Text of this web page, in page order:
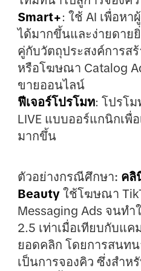
Smart+: ใช้ AI เพื่อหา
ได้มากขึ้นและง่ายดาย
คู่กับวัตถุประสงค์การส
หรือโฆษณา Catalog
ขายออนไลน์
ฟีเจอร์โปรโมท: โปรโม
LIVE แบบออร์แกนิกเพื่
มากขึ้น
ตัวอย่างกรณีศึกษา: คลิ
Beautyใช้โฆษณา
Messaging Ads จนท
2.5 เท่าเมื่อเทียบกับแ
ยอดคลิก โดยการสนท
เป็นการจองคิว ซึ่งสำห